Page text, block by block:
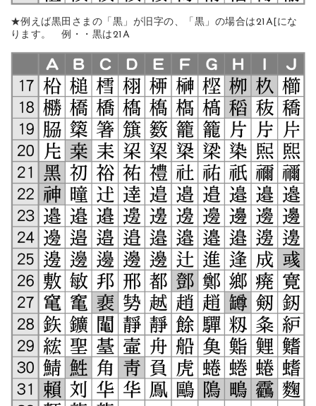
★例えば黒田さまの「黒」が旧字の、「黒」の場合は21A[にな
ります。 例・・黒は21A